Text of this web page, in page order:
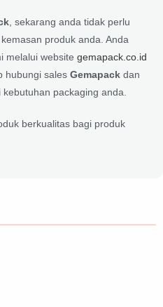
, sekarang anda tidak perlu
produk anda. Anda
melalui website gemapack.co.id
hubungi sales Gemapack dan
packaging anda.
berkualitas bagi produk